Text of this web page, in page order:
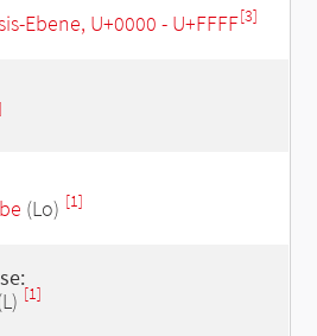
Ebene, U+0000 - U+FFFF[3]
(Lo) [1]
[1]